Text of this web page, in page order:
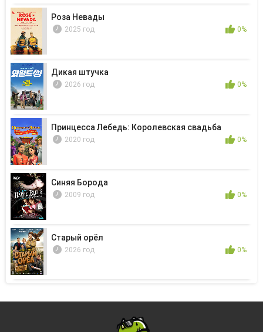
Роза Невады
2025 год 0%
Дикая штучка
2026 год 0%
Принцесса Лебедь: Королевская свадьба
2020 год 0%
Синяя Борода
2009 год 0%
Старый орёл
2026 год 0%